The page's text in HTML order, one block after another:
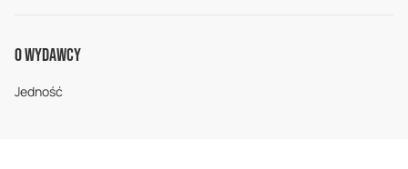
O Wydawcy
Jedność